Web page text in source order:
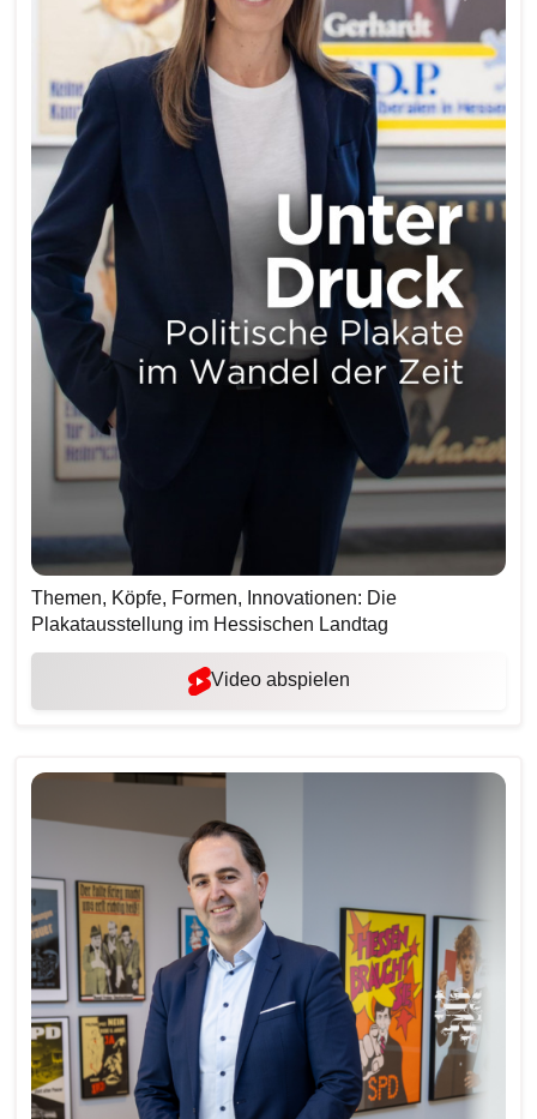
Themen, Köpfe, Formen, Innovationen: Die
Plakatausstellung im Hessischen Landtag
Video abspielen
Bilddatei